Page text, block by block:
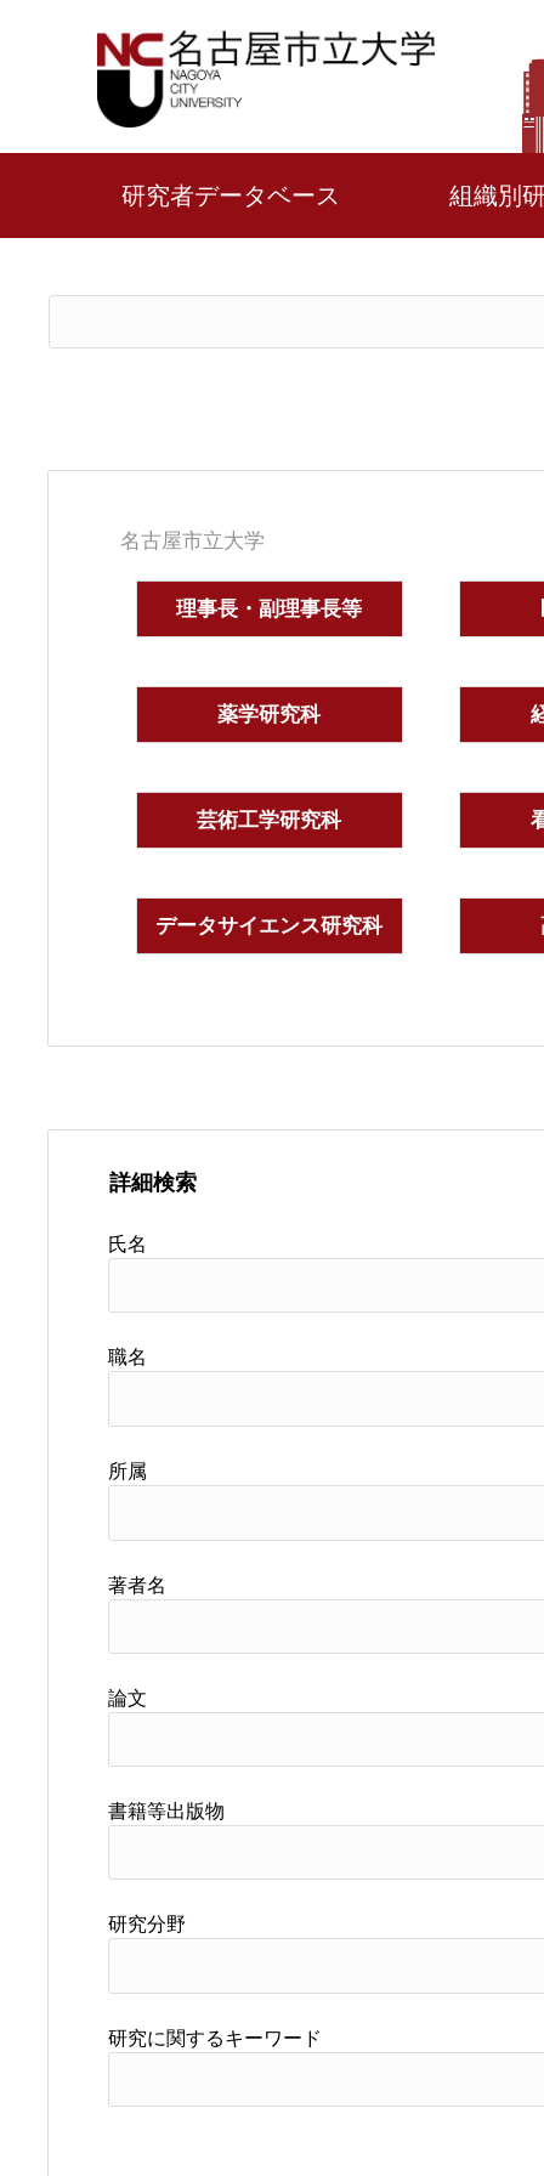
研究者データベース 組織別
名古屋市立大学
理事長・副理事長等
薬学研究科
芸術工学研究科
データサイエンス研究科
詳細検索
氏名
職名
所属
著者名
論文
書籍等出版物
研究分野
研究に関するキーワード